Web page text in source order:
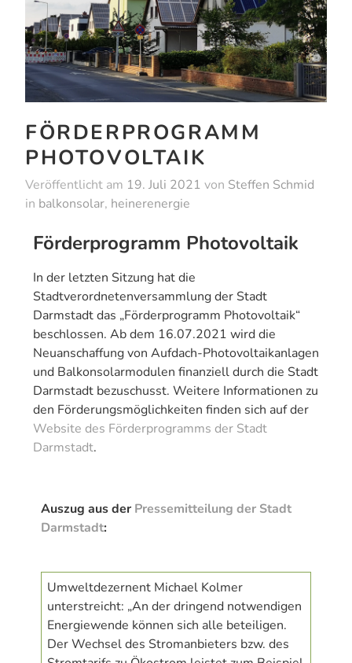
FÖRDERPROGRAMM
PHOTOVOLTAIK​
Veröffentlicht am 19. Juli 2021 von Steffen Schmid
in balkonsolar, heinerenergie
Förderprogramm Photovoltaik
In der letzten Sitzung hat die
Stadtverordnetenversammlung der Stadt
Darmstadt das „Förderprogramm Photovoltaik“
beschlossen. Ab dem 16.07.2021 wird die
Neuanschaffung von Aufdach-Photovoltaikanlagen
und Balkonsolarmodulen finanziell durch die Stadt
Darmstadt bezuschusst. Weitere Informationen zu
den Förderungsmöglichkeiten finden sich auf der
Website des Förderprogramms der Stadt
Darmstadt.
Auszug aus der Pressemitteilung der Stadt
Darmstadt:
Umweltdezernent Michael Kolmer
unterstreicht: „An der dringend notwendigen
Energiewende können sich alle beteiligen.
Der Wechsel des Stromanbieters bzw. des